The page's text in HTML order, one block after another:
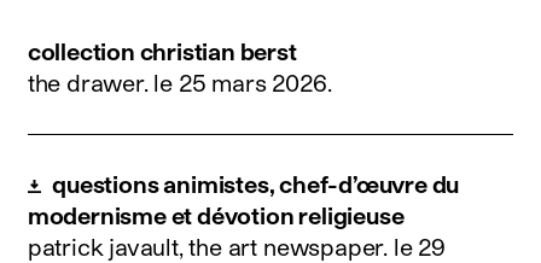
collection christian berst
the drawer. le 25 mars 2026.
questions animistes, chef-d’œuvre du
modernisme et dévotion religieuse
patrick javault, the art newspaper. le 29